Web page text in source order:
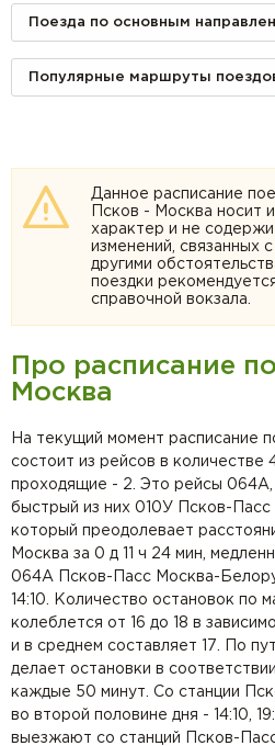
Данное расписание
Псков - Москва носит
характер и не
изменений, связанных
другими
поездки
справочной вокзала.
Про расписание
Москва
На текущий момент расписание
состоит из рейсов в количестве
проходящие - 2. Это рейсы 064А,
быстрый из них 010У Псков-Пасс
который преодолевает
Москва за 0 д 11 ч 24 мин,
064А Псков-Пасс Москва-
14:10. Количество остановок по
колеблется от 16 до 18 в
и в среднем составляет 17. По
делает остановки в
каждые 50 минут. Со станции
во второй половине дня - 14:10,
выезжают со станций Псков-
Поезда по основным
Популярные маршруты